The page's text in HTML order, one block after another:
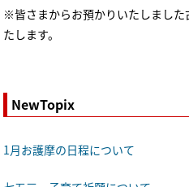
※皆さまからお預かりいたしまし
たします。
NewTopix
1月お護摩の日程について